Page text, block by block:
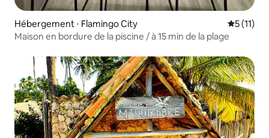
Hébergement ⋅ Flamingo City
5 (11)
Maison en bordure de la piscine / à 15 min de la plage